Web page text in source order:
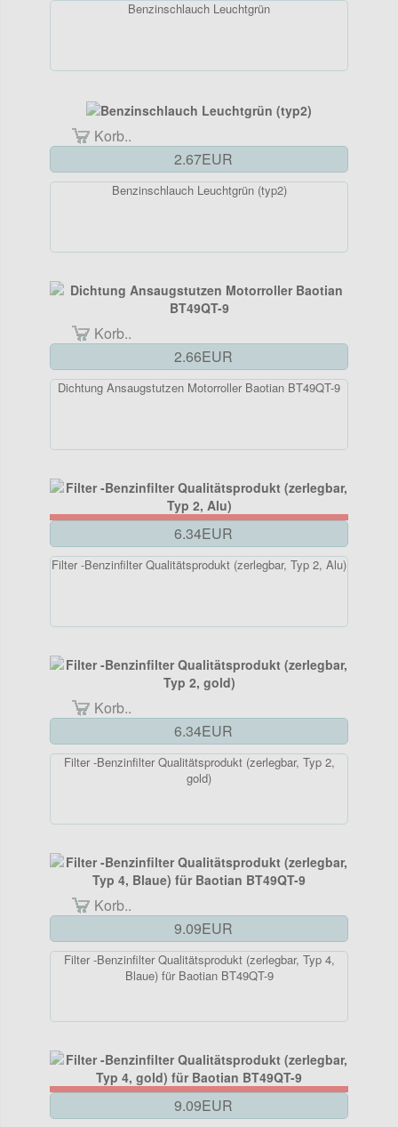
Benzinschlauch Leuchtgrün
Korb..
2.67EUR
Benzinschlauch Leuchtgrün (typ2)
Korb..
2.66EUR
Dichtung Ansaugstutzen Motorroller Baotian BT49QT-9
6.34EUR
Filter -Benzinfilter Qualitätsprodukt (zerlegbar, Typ 2, Alu)
Korb..
6.34EUR
Filter -Benzinfilter Qualitätsprodukt (zerlegbar, Typ 2,
gold)
Korb..
9.09EUR
Filter -Benzinfilter Qualitätsprodukt (zerlegbar, Typ 4,
Blaue) für Baotian BT49QT-9
9.09EUR